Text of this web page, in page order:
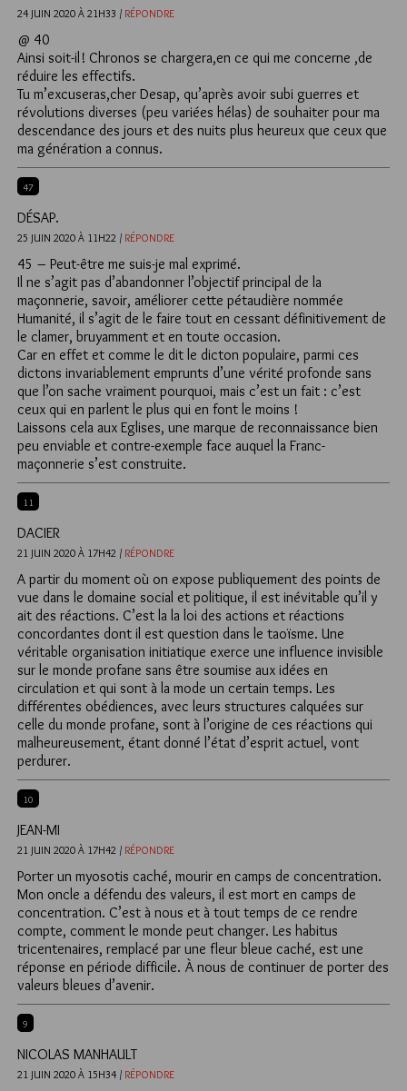
24 JUIN 2020 À 21H33 / RÉPONDRE
@ 40
Ainsi soit-il! Chronos se chargera,en ce qui me concerne ,de
réduire les effectifs.
Tu m’excuseras,cher Desap, qu’après avoir subi guerres et
révolutions diverses (peu variées hélas) de souhaiter pour ma
descendance des jours et des nuits plus heureux que ceux que
ma génération a connus.
47
DÉSAP.
25 JUIN 2020 À 11H22 / RÉPONDRE
45 – Peut-être me suis-je mal exprimé.
Il ne s’agit pas d’abandonner l’objectif principal de la
maçonnerie, savoir, améliorer cette pétaudière nommée
Humanité, il s’agit de le faire tout en cessant définitivement de
le clamer, bruyamment et en toute occasion.
Car en effet et comme le dit le dicton populaire, parmi ces
dictons invariablement emprunts d’une vérité profonde sans
que l’on sache vraiment pourquoi, mais c’est un fait : c’est
ceux qui en parlent le plus qui en font le moins !
Laissons cela aux Eglises, une marque de reconnaissance bien
peu enviable et contre-exemple face auquel la Franc-
maçonnerie s’est construite.
11
DACIER
21 JUIN 2020 À 17H42 / RÉPONDRE
A partir du moment où on expose publiquement des points de
vue dans le domaine social et politique, il est inévitable qu’il y
ait des réactions. C’est la la loi des actions et réactions
concordantes dont il est question dans le taoïsme. Une
véritable organisation initiatique exerce une influence invisible
sur le monde profane sans être soumise aux idées en
circulation et qui sont à la mode un certain temps. Les
différentes obédiences, avec leurs structures calquées sur
celle du monde profane, sont à l’origine de ces réactions qui
malheureusement, étant donné l’état d’esprit actuel, vont
perdurer.
10
JEAN-MI
21 JUIN 2020 À 17H42 / RÉPONDRE
Porter un myosotis caché, mourir en camps de concentration.
Mon oncle a défendu des valeurs, il est mort en camps de
concentration. C’est à nous et à tout temps de ce rendre
compte, comment le monde peut changer. Les habitus
tricentenaires, remplacé par une fleur bleue caché, est une
réponse en période difficile. À nous de continuer de porter des
valeurs bleues d’avenir.
9
NICOLAS MANHAULT
21 JUIN 2020 À 15H34 / RÉPONDRE